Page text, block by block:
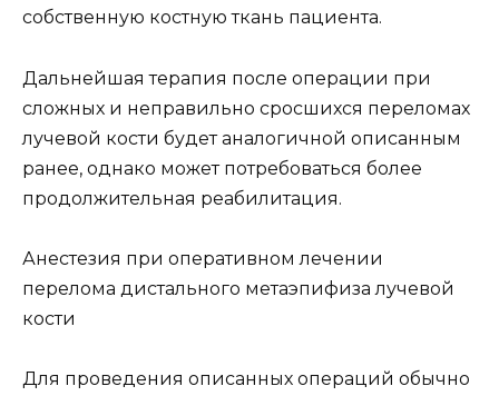
собственную костную ткань пациента.
Дальнейшая терапия после операции при
сложных и неправильно сросшихся переломах
лучевой кости будет аналогичной описанным
ранее, однако может потребоваться более
продолжительная реабилитация.
Анестезия при оперативном лечении
перелома дистального метаэпифиза лучевой
кости
Для проведения описанных операций обычно